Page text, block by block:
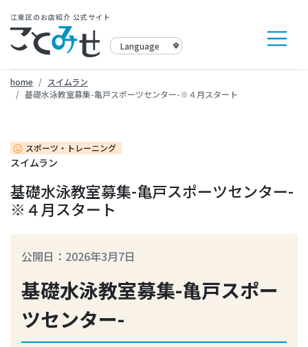
江東区のお店紹介 公式サイト
home
スイムラン
基礎水泳教室募集-亀戸スポーツセンター-※４月スタート
insert_emoticon スポーツ・トレーニング
スイムラン
基礎水泳教室募集-亀戸スポーツセンター-
※４月スタート
公開日：2026年3月7日
基礎水泳教室募集-亀戸スポー
ツセンター-